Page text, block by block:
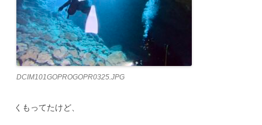
DCIM101GOPROGOPR0325.JPG
くもってたけど、